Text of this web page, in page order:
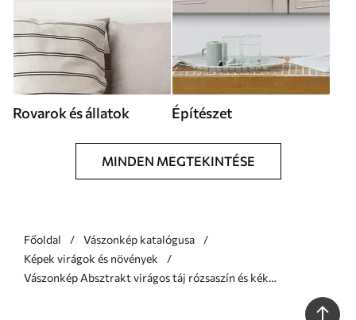
Rovarok és állatok Építészet
MINDEN MEGTEKINTÉSE
Főoldal
Vászonkép katalógusa
Képek virágok és növények
Vászonkép Absztrakt virágos táj rózsaszín és kék